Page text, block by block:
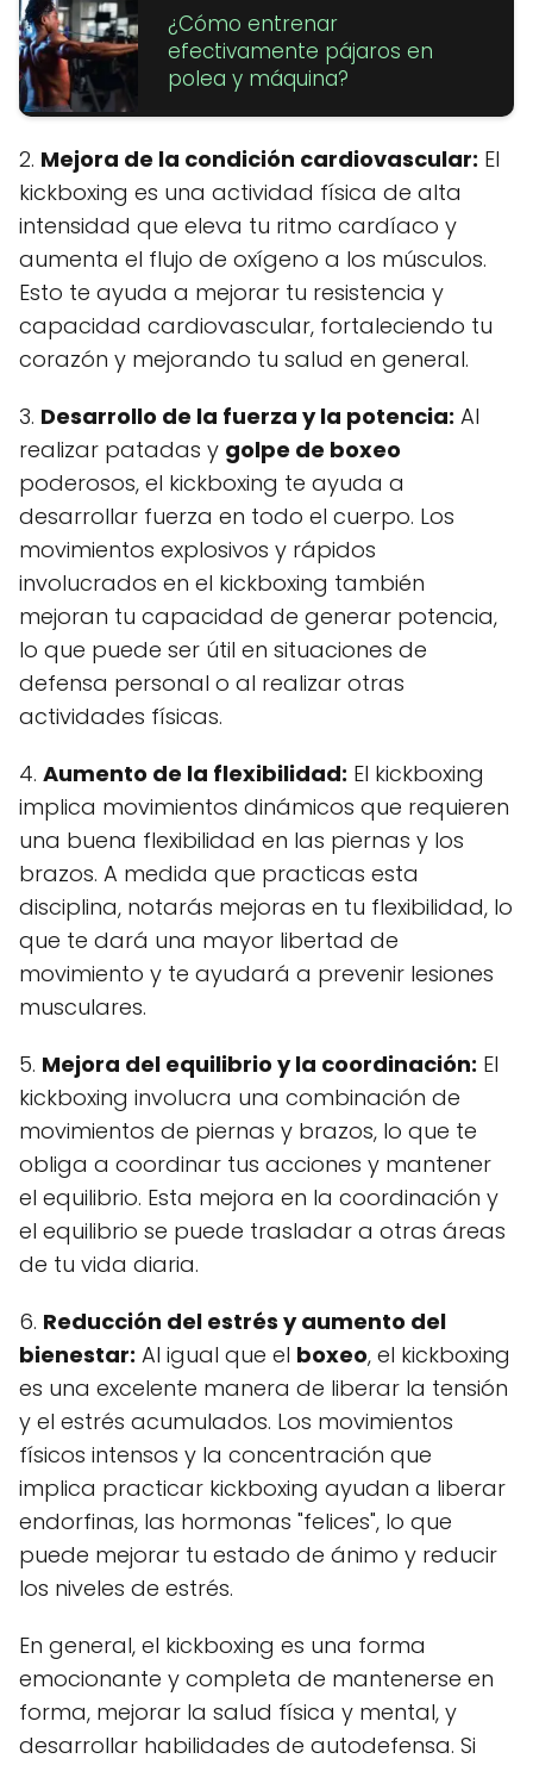
¿Cómo entrenar
efectivamente pájaros en
polea y máquina?
2. Mejora de la condición cardiovascular: El
kickboxing es una actividad física de alta
intensidad que eleva tu ritmo cardíaco y
aumenta el flujo de oxígeno a los músculos.
Esto te ayuda a mejorar tu resistencia y
capacidad cardiovascular, fortaleciendo tu
corazón y mejorando tu salud en general.
3. Desarrollo de la fuerza y la potencia: Al
realizar patadas y golpe de boxeo
poderosos, el kickboxing te ayuda a
desarrollar fuerza en todo el cuerpo. Los
movimientos explosivos y rápidos
involucrados en el kickboxing también
mejoran tu capacidad de generar potencia,
lo que puede ser útil en situaciones de
defensa personal o al realizar otras
actividades físicas.
4. Aumento de la flexibilidad: El kickboxing
implica movimientos dinámicos que requieren
una buena flexibilidad en las piernas y los
brazos. A medida que practicas esta
disciplina, notarás mejoras en tu flexibilidad, lo
que te dará una mayor libertad de
movimiento y te ayudará a prevenir lesiones
musculares.
5. Mejora del equilibrio y la coordinación: El
kickboxing involucra una combinación de
movimientos de piernas y brazos, lo que te
obliga a coordinar tus acciones y mantener
el equilibrio. Esta mejora en la coordinación y
el equilibrio se puede trasladar a otras áreas
de tu vida diaria.
6. Reducción del estrés y aumento del
bienestar: Al igual que el boxeo, el kickboxing
es una excelente manera de liberar la tensión
y el estrés acumulados. Los movimientos
físicos intensos y la concentración que
implica practicar kickboxing ayudan a liberar
endorfinas, las hormonas "felices", lo que
puede mejorar tu estado de ánimo y reducir
los niveles de estrés.
En general, el kickboxing es una forma
emocionante y completa de mantenerse en
forma, mejorar la salud física y mental, y
desarrollar habilidades de autodefensa. Si